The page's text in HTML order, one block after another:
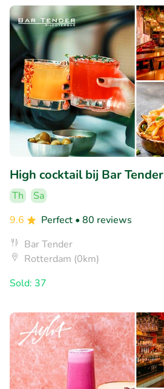
High cocktail bij Bar Tender
Th
Sa
9.6
Perfect • 80 reviews
Bar Tender
Rotterdam (0km)
Sold: 37